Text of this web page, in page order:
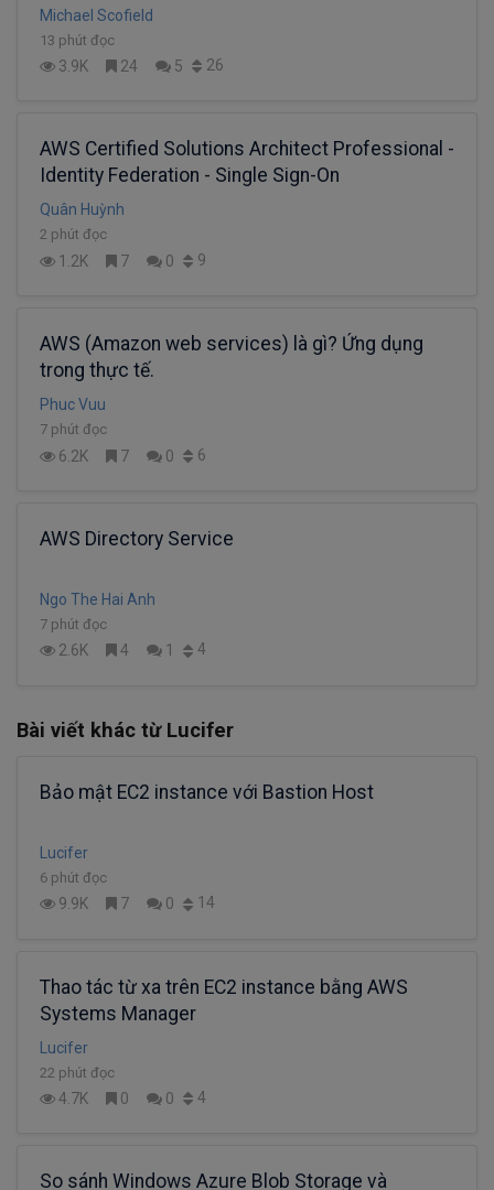
Michael Scofield
13 phút đọc
3.9K 24 5 26
AWS Certified Solutions Architect Professional -
Identity Federation - Single Sign-On
Quân Huỳnh
2 phút đọc
1.2K 7 0 9
AWS (Amazon web services) là gì? Ứng dụng
trong thực tế.
Phuc Vuu
7 phút đọc
6.2K 7 0 6
AWS Directory Service
Ngo The Hai Anh
7 phút đọc
2.6K 4 1 4
Bài viết khác từ Lucifer
Bảo mật EC2 instance với Bastion Host
Lucifer
6 phút đọc
9.9K 7 0 14
Thao tác từ xa trên EC2 instance bằng AWS
Systems Manager
Lucifer
22 phút đọc
4.7K 0 0 4
So sánh Windows Azure Blob Storage và